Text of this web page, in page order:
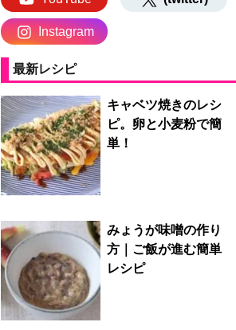
Instagram
最新レシピ
キャベツ焼きのレシ
ピ。卵と小麦粉で簡
単！
みょうが味噌の作り
方｜ご飯が進む簡単
レシピ